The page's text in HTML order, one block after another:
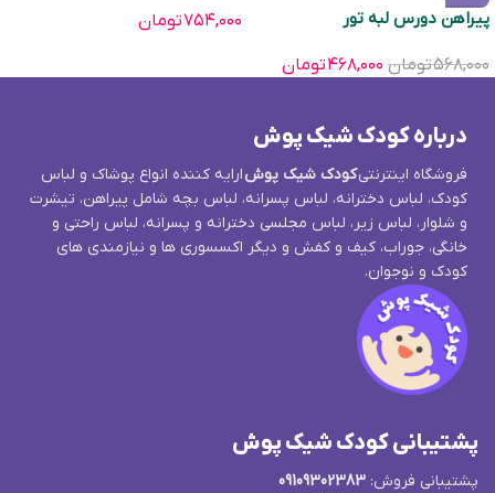
پیراهن دورس لبه تور
۵۶۸,۰۰۰تومان ۴۶۸,۰۰۰تومان
۷۵۴,۰۰۰تومان
درباره کودک شیک پوش
فروشگاه اینترنتیکودک شیک پوشارایه کننده انواع پوشاک و لباس
کودک، لباس دخترانه، لباس پسرانه، لباس بچه شامل پیراهن، تیشرت
و شلوار، لباس زیر، لباس مجلسی دخترانه و پسرانه، لباس راحتی و
خانگی، جوراب، کیف و کفش و دیگر اکسسوری ها و نیازمندی های
کودک و نوجوان.
پشتیبانی کودک شیک پوش
پشتیبانی فروش: 09109302383